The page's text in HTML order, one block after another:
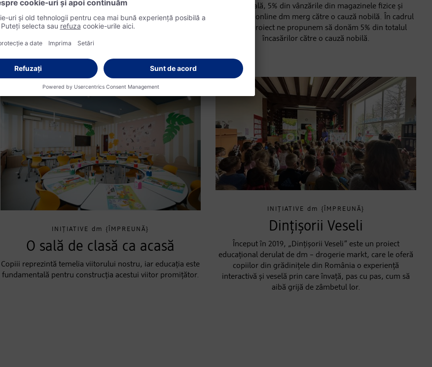
necesita o atenție mai mare. În România, a fost esențial să
se discute deschis aceste teme, iar Caravana Sănătății dm a
fost creată tocmai pentru a răspunde acestor nevoi,
INIȚIATIVEdm {ÎMPREUNĂ}
O sală de clasă ca acasă
Copiii reprezintă temelia viitorului nostru, iar educația este
fundamentală pentru construcția acestui viitor promițător.
zi specială, 5% din vânzările din magazinele fizice și
magazinul online dm merg către o cauză nobilă. În cadrul
acestui proiect ne propunem să donăm 5% din totalul
încasărilor către o cauză nobilă.
INIȚIATIVEdm {ÎMPREUNĂ}
Dințișorii Veseli
Început în 2019, „Dințișorii Veseli” este un proiect
educațional derulat de dm – drogerie markt, care le oferă
copiilor din grădinițele din România o experiență
interactivă și veselă prin care învață, pas cu pas, cum să
aibă grijă de zâmbetul lor.